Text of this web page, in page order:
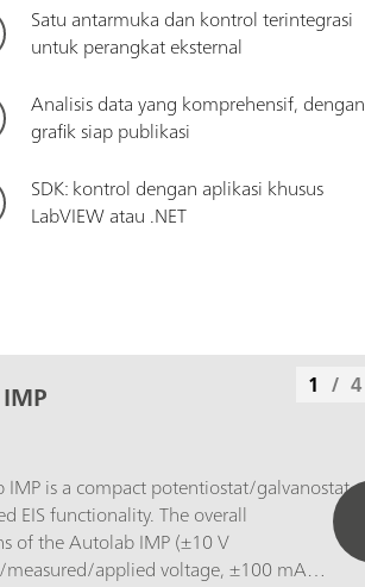
Satu antarmuka dan kontrol terintegrasi
untuk perangkat eksternal
Analisis data yang komprehensif, dengan
grafik siap publikasi
SDK: kontrol dengan aplikasi khusus
LabVIEW atau .NET
IMP is a compact potentiostat/galvanostat
EIS functionality. The overall
of the Autolab IMP (±10 V
applied voltage, ±100 mA
1 / 4